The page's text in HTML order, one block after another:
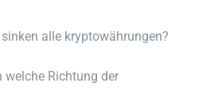
alle kryptowährungen?
welche Richtung der